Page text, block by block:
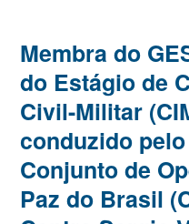
Membra do
do Estágio de
Civil-Militar
conduzido
Conjunto de
Paz do Brasil